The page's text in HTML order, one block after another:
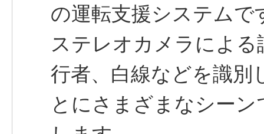
の運転支援システムで
ステレオカメラによ
行者、白線などを識別
とにさまざまなシー